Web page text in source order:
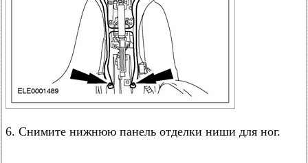
6. Снимите нижнюю панель отделки ниши для ног.